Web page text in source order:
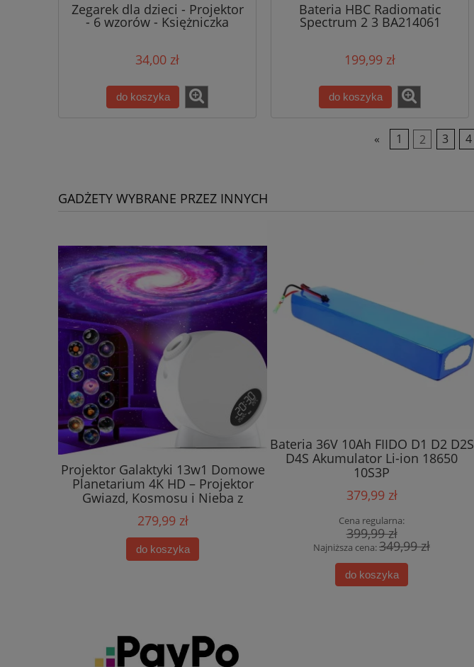
Zegarek dla dzieci - Projektor
- 6 wzorów - Księżniczka
34,00 zł
do koszyka
Bateria HBC Radiomatic
Spectrum 2 3 BA214061
FUB10XL 6V 2000mAh
199,99 zł
do koszyka
« 1 2 3 4
GADŻETY WYBRANE PRZEZ INNYCH
Projektor Galaktyki 13w1 Domowe
Planetarium 4K HD – Projektor
Gwiazd, Kosmosu i Nieba z
Zegarem
279,99 zł
do koszyka
Bateria 36V 10Ah FIIDO D1 D2 D2S
D4S Akumulator Li-ion 18650
10S3P
379,99 zł
Cena regularna:
399,99 zł
Najniższa cena:349,99 zł
do koszyka